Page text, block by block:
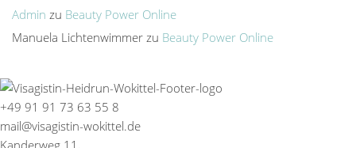
Admin zu Beauty Power Online
Manuela Lichtenwimmer zu Beauty Power Online
+49 91 91 73 63 55 8
mail@visagistin-wokittel.de
Kanderweg 11,